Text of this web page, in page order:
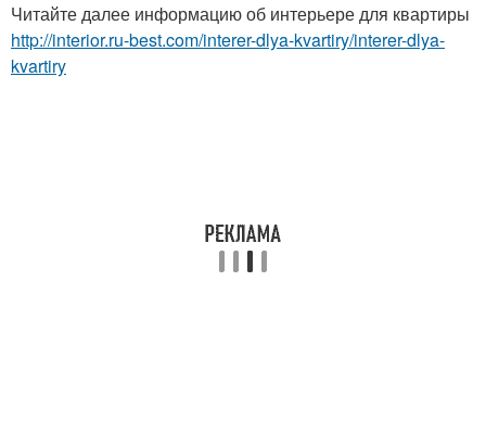
Читайте далее информацию об интерьере для квартиры
http://interior.ru-best.com/interer-dlya-kvartiry/interer-dlya-
kvartiry